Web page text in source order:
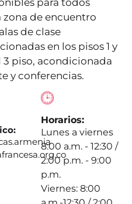
para todos
zona de encuentro
de clase
en los pisos 1 y
3 piso, acondicionada
y conferencias.
Horarios:
Lunes a viernes
8:00 a.m. - 12:30 /
2:00 p.m. - 9:00
p.m.
Viernes: 8:00